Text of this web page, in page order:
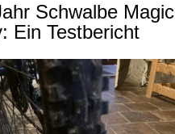
Schwalbe Magic
Ein Testbericht